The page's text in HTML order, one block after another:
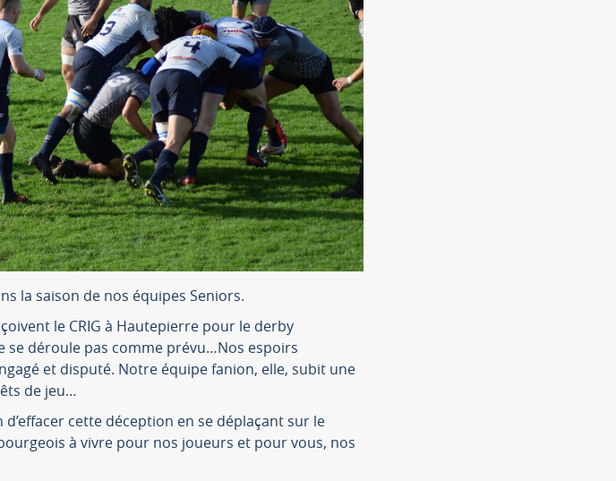
la saison de nos équipes Seniors.
le CRIG à Hautepierre pour le derby
se déroule pas comme prévu…Nos espoirs
et disputé. Notre équipe fanion, elle, subit une
de jeu…
cette déception en se déplaçant sur le
à vivre pour nos joueurs et pour vous, nos